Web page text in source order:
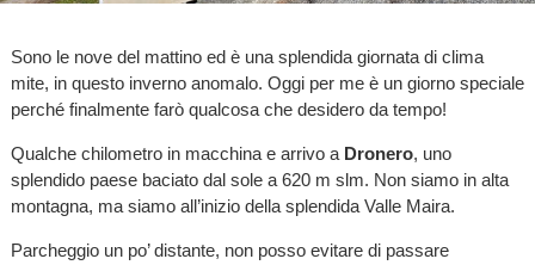
Sono le nove del mattino ed è una splendida giornata di clima
mite, in questo inverno anomalo. Oggi per me è un giorno speciale
perché finalmente farò qualcosa che desidero da tempo!
Qualche chilometro in macchina e arrivo a Dronero, uno
splendido paese baciato dal sole a 620 m slm. Non siamo in alta
montagna, ma siamo all’inizio della splendida Valle Maira.
Parcheggio un po’ distante, non posso evitare di passare